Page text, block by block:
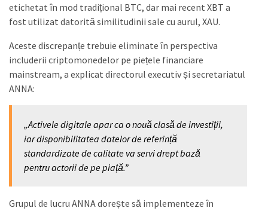
etichetat în mod tradițional BTC, dar mai recent XBT a
fost utilizat datorită similitudinii sale cu aurul, XAU.
Aceste discrepanțe trebuie eliminate în perspectiva
includerii criptomonedelor pe piețele financiare
mainstream, a explicat directorul executiv și secretariatul
ANNA:
„Activele digitale apar ca o nouă clasă de investiții,
iar disponibilitatea datelor de referință
standardizate de calitate va servi drept bază
pentru actorii de pe piață.”
Grupul de lucru ANNA dorește să implementeze în